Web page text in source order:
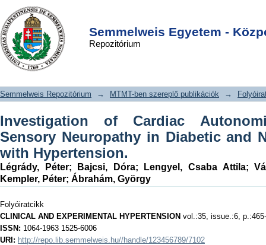
Semmelweis Egyetem -
Repozitórium
Investigation of Cardiac Autonomic
and Peripheral Sensory Neuropathy in
Diabetic and Nondiabetic Patients with
Hypertension.
DSpace/Manakin Repository
Semmelweis Repozitórium → MTMT-ben szereplő publikációk →
Investigation of Cardiac
Sensory Neuropathy in Diabetic and
with Hypertension.
Légrády, Péter; Bajcsi, Dóra; Lengyel, Csaba Attila;
Kempler, Péter; Ábrahám, György
Folyóiratcikk
CLINICAL AND EXPERIMENTAL HYPERTENSION vol.:35, issue.:6,
ISSN: 1064-1963 1525-6006
URI: http://repo.lib.semmelweis.hu//handle/123456789/7102